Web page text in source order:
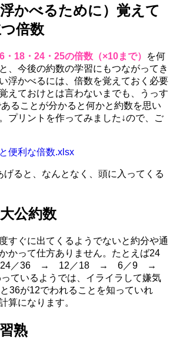
浮かべるために）覚えて
倍数
18・24・25の倍数（×10まで）
を何
、今後の約数の学習にもつながってき
浮かべるには、倍数を覚えておく必要
えておけとは言わないまでも、うっす
ることが分かると何かと約数を思い
プリントを作ってみました↓ので、ご
便利な倍数.xlsx
げると、なんとなく、頭に入ってくる
公約数
すぐに出てくるようでないと約分や通
かって仕方ありません。たとえば24
に24／36 → 12／18 → 6／9 →
ているようでは、イライラして嫌気
36が12でわれることを知っていれ
算になります。
熟